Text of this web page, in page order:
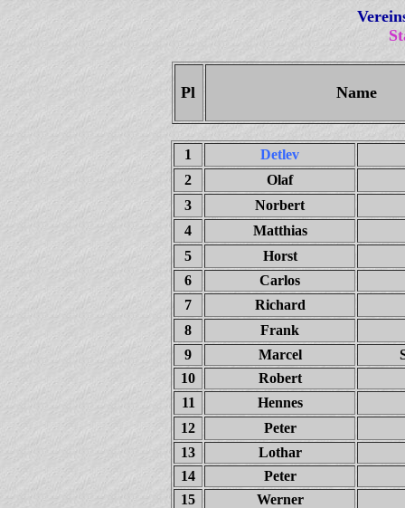
Pl Name
1
Detlev
2
Olaf
3
Norbert
4
Matthias
5
Horst
6
Carlos
7
Richard
8
Frank
9
Marcel
10
Robert
11
Hennes
12
Peter
13
Lothar
14
Peter
15
Werner